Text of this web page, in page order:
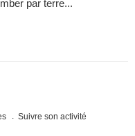
par terre...
Suivre son activité